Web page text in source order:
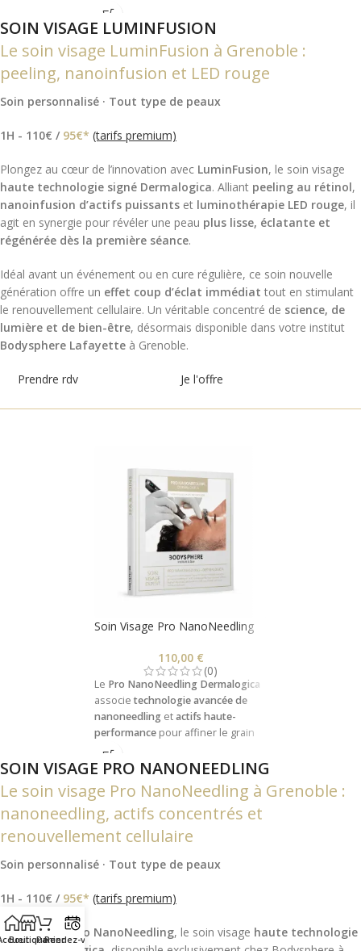
LED rouge
éclatante, lissée et revitalisée dès
temps de récupération.
Ce soin haute-performance est
uniquement disponible dans votre
institut Bodysphere Lafayette à
Grenoble
SOIN VISAGE LUMINFUSION
Le soin visage LuminFusion à Grenoble :
peeling, nanoinfusion et LED rouge
Soin personnalisé · Tout type de peaux
1H - 110€ / 95€* (tarifs premium)
Plongez au cœur de l’innovation avec LuminFusion
haute technologie signé Dermalogica. Alliant peeling au rétinol
nanoinfusion d’actifs puissants et luminothérapie LED rouge, il
agit en synergie pour révéler une peau plus lisse, éclatante et
régénérée dès la première séance.
Idéal avant un événement ou en cure régulière, ce soin nouvelle
génération offre un effet coup d’éclat immédiat tout en stimulant
le renouvellement cellulaire. Un véritable concentré de science, de
lumière et de bien-être, désormais disponible dans votre institut
Bodysphere Lafayette à Grenoble.
Prendre rdv Je l'offre
Soin Visage Pro NanoNeedling
110,00 €
(0)
Le Pro NanoNeedling Dermalogica
associe technologie avancée de
nanoneedling etactifs haute-
performance pour affiner le grain
de peau, atténuer les rides et
révéler un teint unifié et éclatant.
surface de la peau, les actifs
pénètrent en profondeur pour une
action décuplée et des résultats
visibles dès la première séance.
Conseillé en cure pour des effets
SOIN VISAGE PRO NANONEEDLING
Le soin visage Pro NanoNeedling à Grenoble :
nanoneedling, actifs concentrés et
renouvellement cellulaire
Soin personnalisé · Tout type de peaux
1H - 110€ / 95€* (tarifs premium)
Découvrez lePro NanoNeedling, le soin visage haute technologie
BoutiquePanier
Rendez-vous